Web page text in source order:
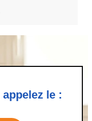
le :